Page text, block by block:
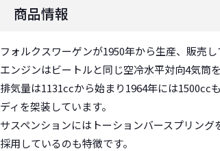
商品情報
フォルクスワーゲンが1950年から生産、販売
エンジンはビートルと同じ空冷水平対向4気筒
排気量は1131ccから始まり1964年には1500cc
ディを架装しています。
サスペンションにはトーションバースプリン
採用しているのも特徴です。